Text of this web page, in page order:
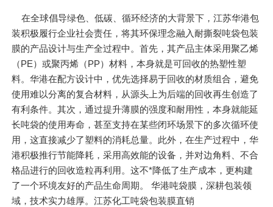
在全球倡导绿色、低碳、循环经济的大背景下，江苏华港包
装积极履行企业社会责任，将其环保理念融入耐撕裂吨袋包装
膜的产品设计与生产全过程中。首先，其产品主体采用聚乙烯
（PE）或聚丙烯（PP）材料，本身就是可回收的热塑性塑
料。华港在配方设计中，优先选择易于回收的材质组合，避免
使用难以分离的复合材料，从源头上为后端的回收再生创造了
有利条件。其次，通过提升薄膜的强度和耐用性，本身就能延
长吨袋的使用寿命，甚至支持在某些闭环场景下的多次循环使
用，这直接减少了塑料的消耗总量。此外，在生产过程中，华
港积极推行节能降耗，采用高效能的设备，并对边角料、不合
格品进行的回收造粒再利用。这不*降低了生产成本，更构建
了一个环境友好的产品生命周期。 华港吨袋膜，深耕包装领
域，技术实力雄厚。江苏化工吨袋包装膜直销